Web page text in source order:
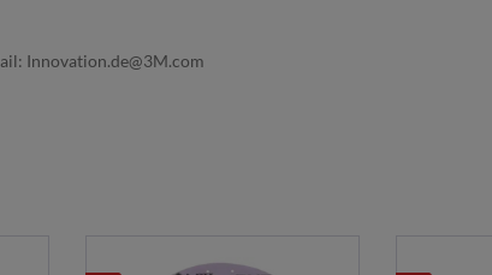
Innovation.de@3M.com